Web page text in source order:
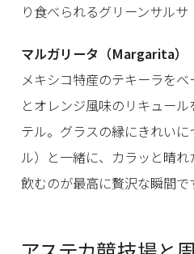
り食べられるグリーンサルサ
マルガリータ（Margarita）
メキシコ特産のテキーラを
とオレンジ風味のリキュー
テル。グラスの縁にきれい
ル）と一緒に、カラッと晴
飲むのが最高に贅沢な瞬間で